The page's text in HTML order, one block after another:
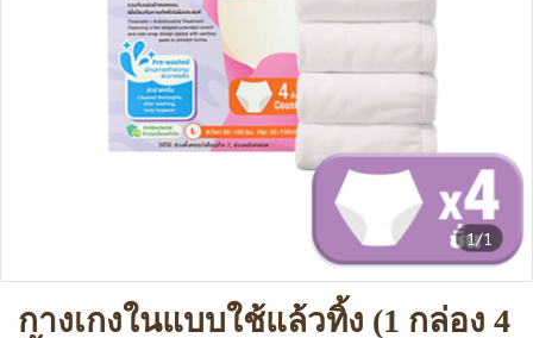
1/1
กางเกงในแบบใช้แล้วทิ้ง (1 กล่อง 4